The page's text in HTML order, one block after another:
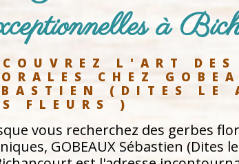
à
L'ART DES
CHEZ
(DITES LE
FLEURS )
vous recherchez des gerbes
GOBEAUX Sébastien (Dites